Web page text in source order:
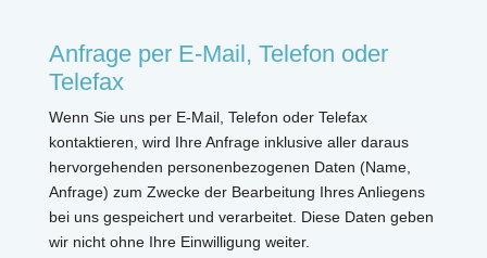
Anfrage per E-Mail, Telefon oder
Telefax
Wenn Sie uns per E-Mail, Telefon oder Telefax
kontaktieren, wird Ihre Anfrage inklusive aller daraus
hervorgehenden personenbezogenen Daten (Name,
Anfrage) zum Zwecke der Bearbeitung Ihres Anliegens
bei uns gespeichert und verarbeitet. Diese Daten geben
wir nicht ohne Ihre Einwilligung weiter.